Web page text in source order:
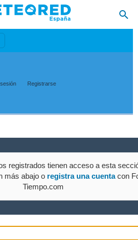
Registrarse
registrados tienen acceso a esta
más abajo o registra una cuentacon
Tiempo.com